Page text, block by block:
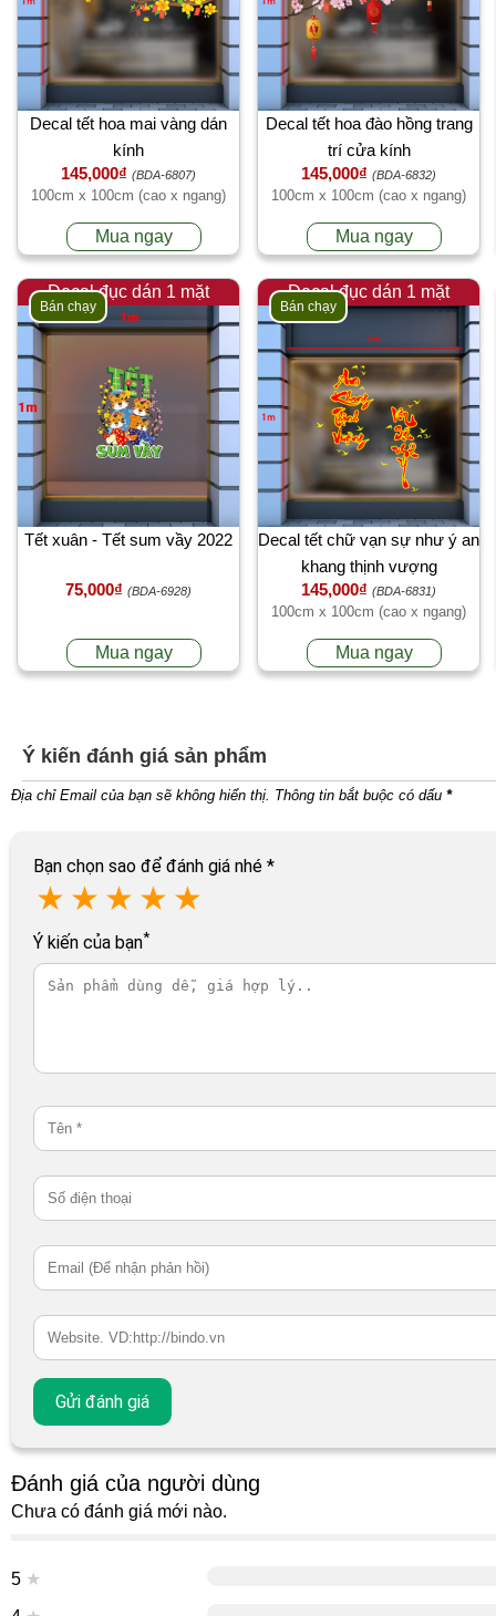
Decal tết hoa mai vàng dán
kính
145,000₫ (BDA-6807)
100cm x 100cm (cao x ngang)
Mua ngay
Decal tết hoa đào hồng trang
trí cửa kính
145,000₫ (BDA-6832)
100cm x 100cm (cao x ngang)
Mua ngay
Decal đục dán 1 mặt
Bán chạy
Tết xuân - Tết sum vầy 2022
75,000₫ (BDA-6928)
Mua ngay
Decal đục dán 1 mặt
Bán chạy
Decal tết chữ vạn sự như ý an
khang thịnh vượng
145,000₫ (BDA-6831)
100cm x 100cm (cao x ngang)
Mua ngay
Ý kiến đánh giá sản phẩm
Địa chỉ Email của bạn sẽ không hiển thị. Thông tin bắt buộc có dấu *
Bạn chọn sao để đánh giá nhé *
★ ★ ★ ★ ★
Ý kiến của bạn*
Đánh giá của người dùng
Chưa có đánh giá mới nào.
5 ★